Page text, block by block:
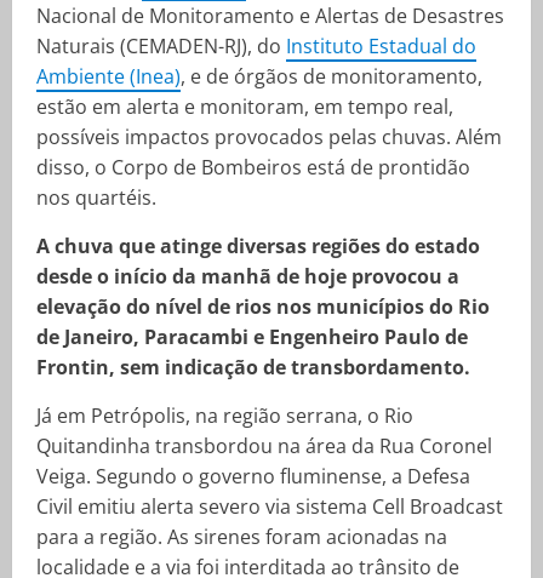
Nacional de Monitoramento e Alertas de Desastres
Naturais (CEMADEN-RJ), do Instituto Estadual do
Ambiente (Inea), e de órgãos de monitoramento,
estão em alerta e monitoram, em tempo real,
possíveis impactos provocados pelas chuvas. Além
disso, o Corpo de Bombeiros está de prontidão
nos quartéis.
A chuva que atinge diversas regiões do estado
desde o início da manhã de hoje provocou a
elevação do nível de rios nos municípios do Rio
de Janeiro, Paracambi e Engenheiro Paulo de
Frontin, sem indicação de transbordamento.
Já em Petrópolis, na região serrana, o Rio
Quitandinha transbordou na área da Rua Coronel
Veiga. Segundo o governo fluminense, a Defesa
Civil emitiu alerta severo via sistema Cell Broadcast
para a região. As sirenes foram acionadas na
localidade e a via foi interditada ao trânsito de